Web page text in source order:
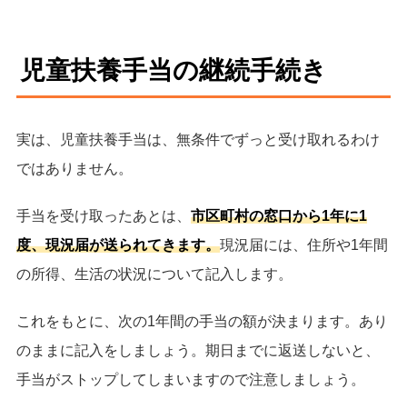
児童扶養手当の継続手続き
実は、児童扶養手当は、無条件でずっと受け取れるわけ
ではありません。
手当を受け取ったあとは、 市区町村の窓口から1年に1
度、現況届が送られてきます。現況届には、住所や1年間
の所得、生活の状況について記入します。
これをもとに、次の1年間の手当の額が決まります。あり
のままに記入をしましょう。期日までに返送しないと、
手当がストップしてしまいますので注意しましょう。